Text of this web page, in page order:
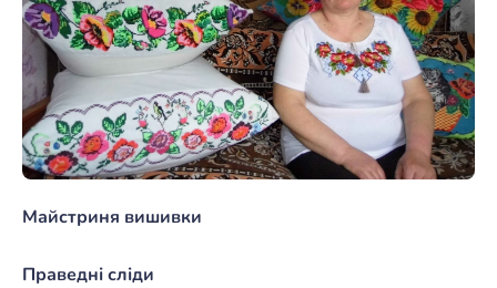
Майстриня вишивки
Праведні сліди